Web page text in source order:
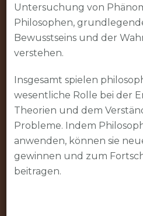
Untersuchung von
Philosophen,
Bewusstseins und der
verstehen.
Insgesamt spielen
wesentliche Rolle bei der
Theorien und dem
Probleme. Indem
anwenden, können sie
gewinnen und zum
beitragen.